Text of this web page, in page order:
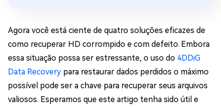
Agora você está ciente de quatro soluções eficazes de
como recuperar HD corrompido e com defeito. Embora
essa situação possa ser estressante, o uso do 4DDiG
Data Recovery para restaurar dados perdidos o máximo
possível pode ser a chave para recuperar seus arquivos
valiosos. Esperamos que este artigo tenha sido útil e